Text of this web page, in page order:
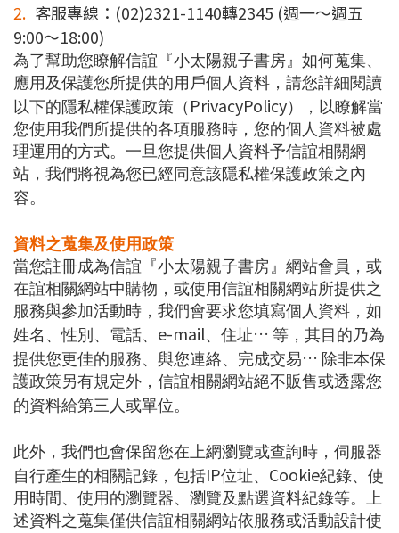
2. 客服專線： (02)2321-1140轉2345 (週一～週五
9:00～18:00)
為了幫助您瞭解信誼『小太陽親子書房』如何蒐集、
應用及保護您所提供的用戶個人資料，請您詳細閱讀
以下的隱私權保護政策（ PrivacyPolicy），以瞭解當
您使用我們所提供的各項服務時，您的個人資料被處
理運用的方式。一旦您提供個人資料予信誼相關網
站，我們將視為您已經同意該隱私權保護政策之內
容。
資料之蒐集及使用政策
當您註冊成為信誼『小太陽親子書房』網站會員，或
在誼相關網站中購物，或使用信誼相關網站所提供之
服務與參加活動時，我們會要求您填寫個人資料，如
姓名、性別、電話、 e-mail、住址… 等，其目的乃為
提供您更佳的服務、與您連絡、完成交易… 除非本保
護政策另有規定外，信誼相關網站絕不販售或透露您
的資料給第三人或單位。
此外，我們也會保留您在上網瀏覽或查詢時，伺服器
自行產生的相關記錄，包括IP位址、 Cookie紀錄、使
用時間、使用的瀏覽器、瀏覽及點選資料紀錄等。上
述資料之蒐集僅供信誼相關網站依服務或活動設計使